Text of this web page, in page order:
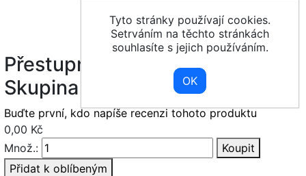
Přestupní zlevněné PV -
Skupina F
Buďte první, kdo napíše recenzi tohoto produktu
0,00 Kč
Množ.:
Koupit
Přidat k oblíbeným
Tyto stránky používají cookies.
Setrváním na těchto stránkách
souhlasíte s jejich používáním.